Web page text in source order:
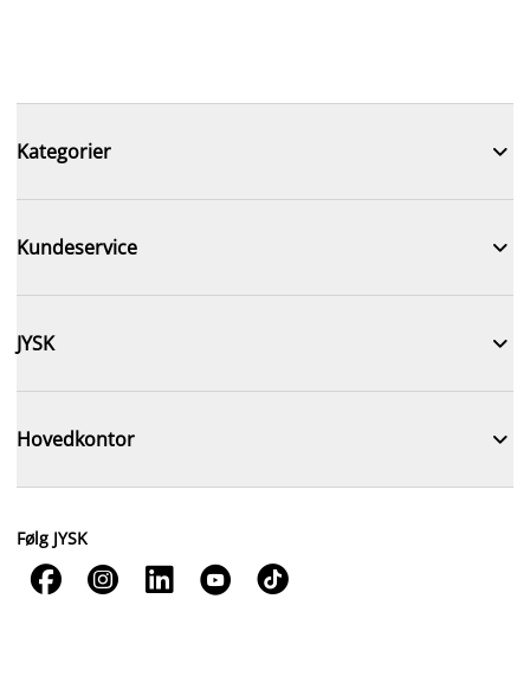
Kategorier 
Kundeservice 
JYSK 
Hovedkontor 
Følg JYSK
    